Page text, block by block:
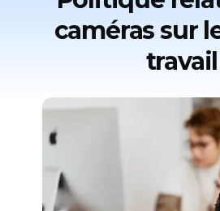
caméras sur
travail